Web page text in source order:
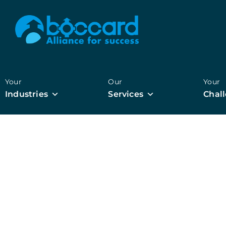
Your
Industries
Our
Services
Your